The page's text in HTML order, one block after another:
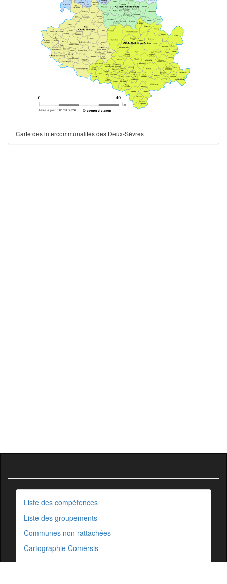
Carte des intercommunalités des Deux-Sèvres
Liste des compétences
Liste des groupements
Communes non rattachées
Cartographie Comersis